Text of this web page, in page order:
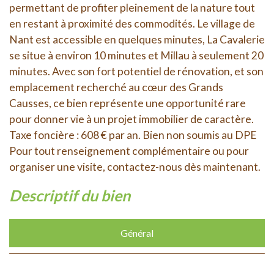
permettant de profiter pleinement de la nature tout
en restant à proximité des commodités. Le village de
Nant est accessible en quelques minutes, La Cavalerie
se situe à environ 10 minutes et Millau à seulement 20
minutes. Avec son fort potentiel de rénovation, et son
emplacement recherché au cœur des Grands
Causses, ce bien représente une opportunité rare
pour donner vie à un projet immobilier de caractère.
Taxe foncière : 608 € par an. Bien non soumis au DPE
Pour tout renseignement complémentaire ou pour
organiser une visite, contactez-nous dès maintenant.
descriptif du bien
Général